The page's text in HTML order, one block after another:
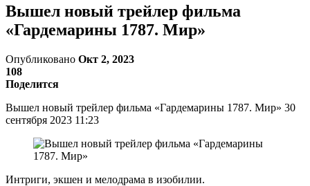
Вышел новый трейлер фильма
«Гардемарины 1787. Мир»
Опубликовано Окт 2, 2023
108
Поделится
Вышел новый трейлер фильма «Гардемарины 1787. Мир» 30
сентября 2023 11:23
Интриги, экшен и мелодрама в изобилии.